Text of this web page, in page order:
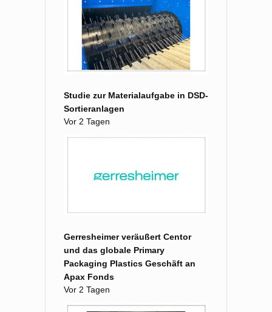
Studie zur Materialaufgabe in DSD-
Sortieranlagen
Vor 2 Tagen
Gerresheimer veräußert Centor
und das globale Primary
Packaging Plastics Geschäft an
Apax Fonds
Vor 2 Tagen